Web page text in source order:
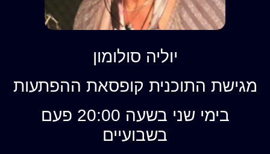
יוליה סולומון
מגישת התוכנית קופסאת ההפתעות
בימי שני בשעה 20:00 פעם
בשבועיים